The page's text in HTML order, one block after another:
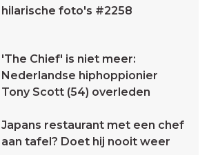
hilarische foto's #2258
'The Chief' is niet meer:
Nederlandse hiphoppionier
Tony Scott (54) overleden
Japans restaurant met een chef
aan tafel? Doet hij nooit weer